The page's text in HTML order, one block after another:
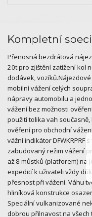
Kompletní
Přenosná bezdrátová
20t pro zjištění zatížení kol
dodávek,
mobilní vážení celých
nápravy automobilu a
vážení bez možnosti
použití tolika vah
ověření pro obchodní
vážní indikátor DFWKRPRF
zabudovaný režim vážení
až 8 můstků (platforem) na
expedicí k uživateli vždy
přesnost při vážení. Váhu
hliníková konstrukce
Speciální vulkanizované
dobrou přilnavost na všech